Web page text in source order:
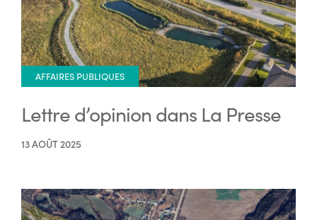
AFFAIRES PUBLIQUES
Lettre d’opinion dans La Presse
13 AOÛT 2025